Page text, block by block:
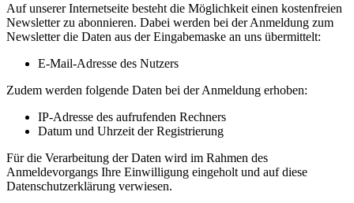
Auf unserer Internetseite besteht die Möglichkeit einen kostenfreien
Newsletter zu abonnieren. Dabei werden bei der Anmeldung zum
Newsletter die Daten aus der Eingabemaske an uns übermittelt:
E-Mail-Adresse des Nutzers
Zudem werden folgende Daten bei der Anmeldung erhoben:
IP-Adresse des aufrufenden Rechners
Datum und Uhrzeit der Registrierung
Für die Verarbeitung der Daten wird im Rahmen des
Anmeldevorgangs Ihre Einwilligung eingeholt und auf diese
Datenschutzerklärung verwiesen.